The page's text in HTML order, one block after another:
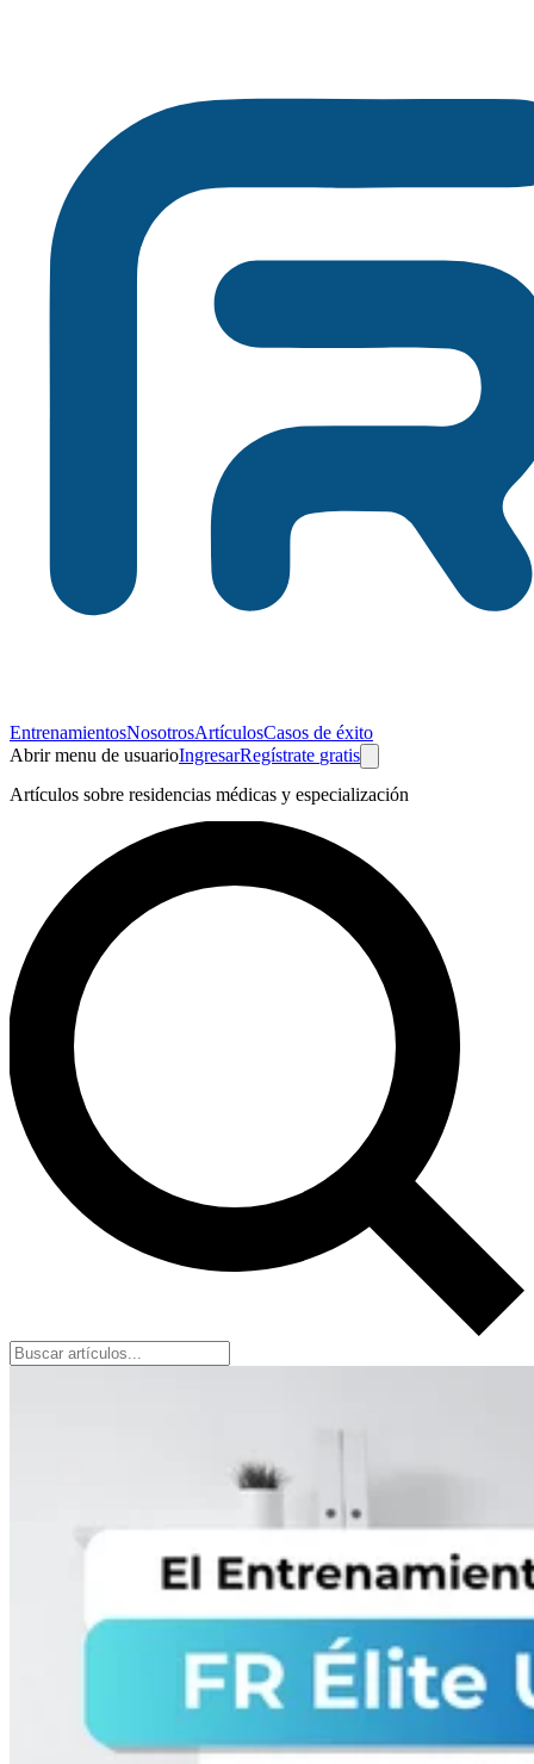
EntrenamientosNosotrosArtículosCasos de éxito
Abrir menu de usuarioIngresarRegístrate gratis
Artículos sobre residencias médicas y especialización